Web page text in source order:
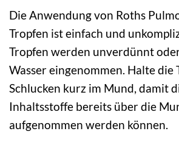
Die Anwendung von Roths
Tropfen ist einfach und
Tropfen werden unverdünnt
Wasser eingenommen. Halte die
Schlucken kurz im Mund, damit
Inhaltsstoffe bereits über die
aufgenommen werden können.